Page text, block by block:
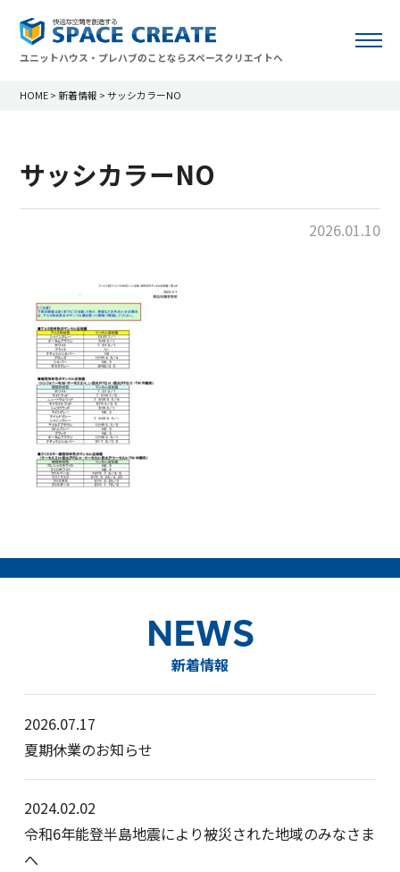
ユニットハウス・プレハブのことならスペースクリエイトへ
HOME > 新着情報 >サッシカラーNO
サッシカラーNO
2026.01.10
NEWS
新着情報
2026.07.17
夏期休業のお知らせ
2024.02.02
令和6年能登半島地震により被災された地域のみなさま
へ